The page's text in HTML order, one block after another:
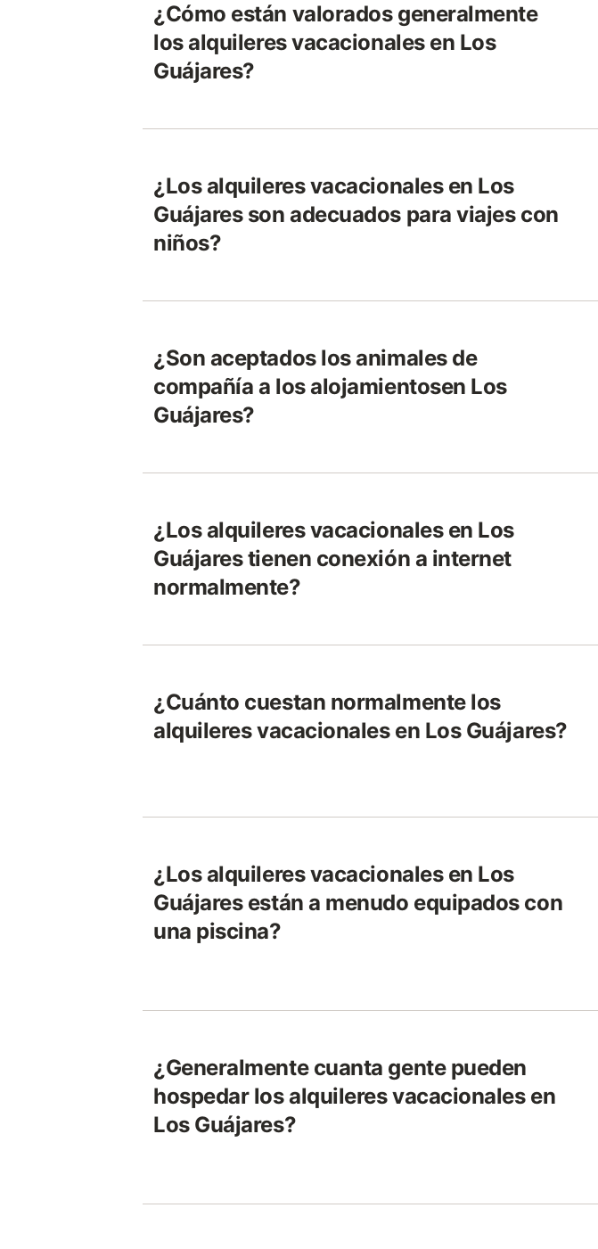
¿Cómo están valorados generalmente
los alquileres vacacionales en Los
Guájares?
¿Los alquileres vacacionales en Los
Guájares son adecuados para viajes con
niños?
¿Son aceptados los animales de
compañía a los alojamientosen Los
Guájares?
¿Los alquileres vacacionales en Los
Guájares tienen conexión a internet
normalmente?
¿Cuánto cuestan normalmente los
alquileres vacacionales en Los Guájares?
¿Los alquileres vacacionales en Los
Guájares están a menudo equipados con
una piscina?
¿Generalmente cuanta gente pueden
hospedar los alquileres vacacionales en
Los Guájares?